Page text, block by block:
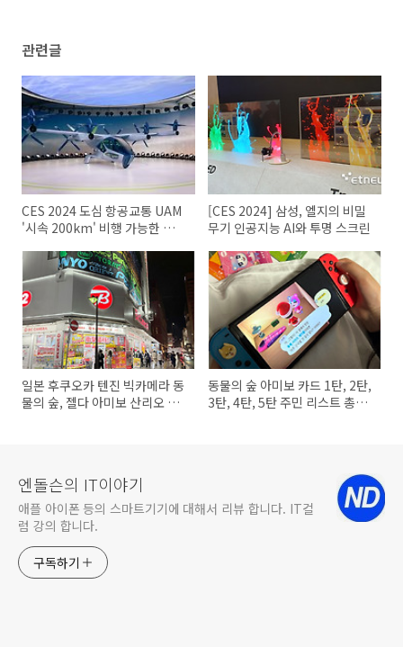
관련글
CES 2024 도심 항공교통 UAM
'시속 200km' 비행 가능한 현대
[CES 2024] 삼성, 엘지의 비밀
무기 인공지능 AI와 투명 스크린
일본 후쿠오카 텐진 빅카메라 동
물의 숲, 젤다 아미보 산리오 카
동물의 숲 아미보 카드 1탄, 2탄,
3탄, 4탄, 5탄 주민 리스트 총정
엔돌슨의 IT이야기
애플 아이폰 등의 스마트기기에 대해서 리뷰 합니다. IT컬
럼 강의 합니다.
구독하기